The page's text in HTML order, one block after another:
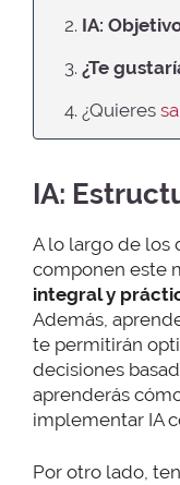
2. IA:
3. ¿Te
4. ¿Quieres
IA:
A lo largo de los
componen este
integral y
Además,
te permitirán
decisiones
aprenderás
implementar IA
Por otro lado,